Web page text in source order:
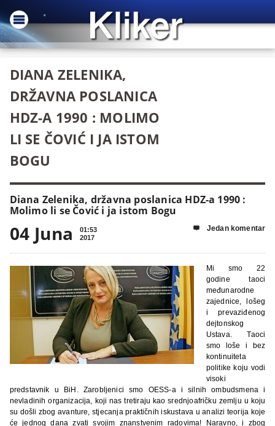
DIANA ZELENIKA,
DRŽAVNA POSLANICA
HDZ-A 1990 : MOLIMO
LI SE ČOVIĆ I JA ISTOM
BOGU
Diana Zelenika, državna poslanica HDZ-a 1990 :
Molimo li se Čović i ja istom Bogu
04 Juna
01:53
2017
 Jedan komentar
Mi smo 22
godine taoci
međunarodne
zajednice, lošeg
i prevaziđenog
dejtonskog
Ustava. Taoci
smo loše i bez
kontinuiteta
politike koju vodi
visoki
predstavnik u BiH. Zarobljenici smo OESS-a i silnih ombudsmena i
nevladinih organizacija, koji nas tretiraju kao srednjoafričku zemlju u koju
su došli zbog avanture, stjecanja praktičnih iskustava u analizi teorija koje
će jednog dana zvati svojim znanstvenim radovima! Naravno, i zbog